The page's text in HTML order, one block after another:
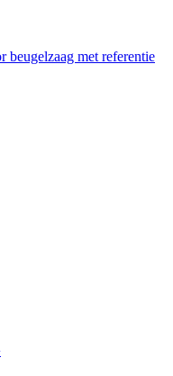
beugelzaag met referentie